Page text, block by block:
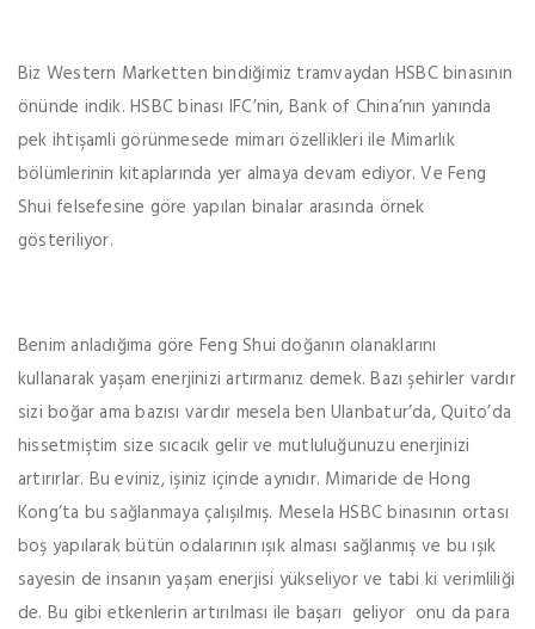
Biz Western Marketten bindiğimiz tramvaydan HSBC binasının
önünde indik. HSBC binası IFC’nin, Bank of China’nın yanında
pek ihtişamli görünmesede mimarı özellikleri ile Mimarlık
bölümlerinin kitaplarında yer almaya devam ediyor. Ve Feng
Shui felsefesine göre yapılan binalar arasında örnek
gösteriliyor.
Benim anladığıma göre Feng Shui doğanın olanaklarını
kullanarak yaşam enerjinizi artırmanız demek. Bazı şehirler vardır
sizi boğar ama bazısı vardır mesela ben Ulanbatur’da, Quito’da
hissetmiştim size sıcacık gelir ve mutluluğunuzu enerjinizi
artırırlar. Bu eviniz, işiniz içinde aynıdır. Mimaride de Hong
Kong’ta bu sağlanmaya çalışılmış. Mesela HSBC binasının ortası
boş yapılarak bütün odalarının ışık alması sağlanmış ve bu ışık
sayesin de insanın yaşam enerjisi yükseliyor ve tabi ki verimliliği
de. Bu gibi etkenlerin artırılması ile başarı geliyor onu da para